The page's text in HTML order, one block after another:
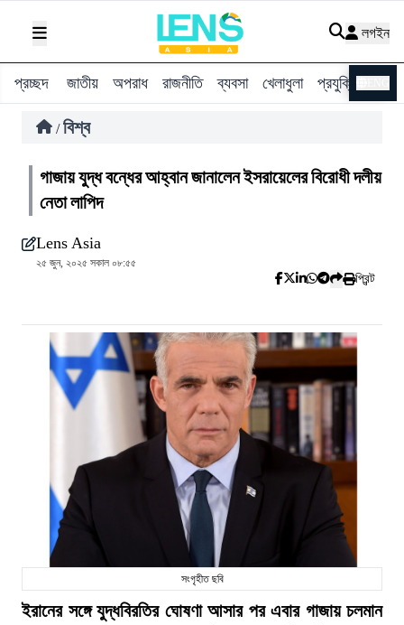
লগইন
প্রচ্ছদ জাতীয় অপরাধ রাজনীতি ব্যবসা খেলাধুলা প্রযুক্তি
/ বিশ্ব
গাজায় যুদ্ধ বন্ধের আহ্বান জানালেন ইসরায়েলের বিরোধী দলীয়
নেতা লাপিদ
Lens Asia
২৫ জুন, ২০২৫ সকাল ০৮:৫৫
প্রিন্ট
সংগৃহীত ছবি
ইরানের সঙ্গে যুদ্ধবিরতির ঘোষণা আসার পর এবার গাজায় চলমান